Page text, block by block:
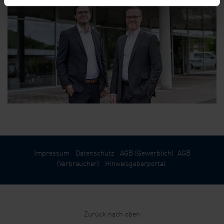
Impressum Datenschutz AGB (Gewerblich) AGB
(Verbraucher)
Hinweisgeberportal
Zurück nach oben